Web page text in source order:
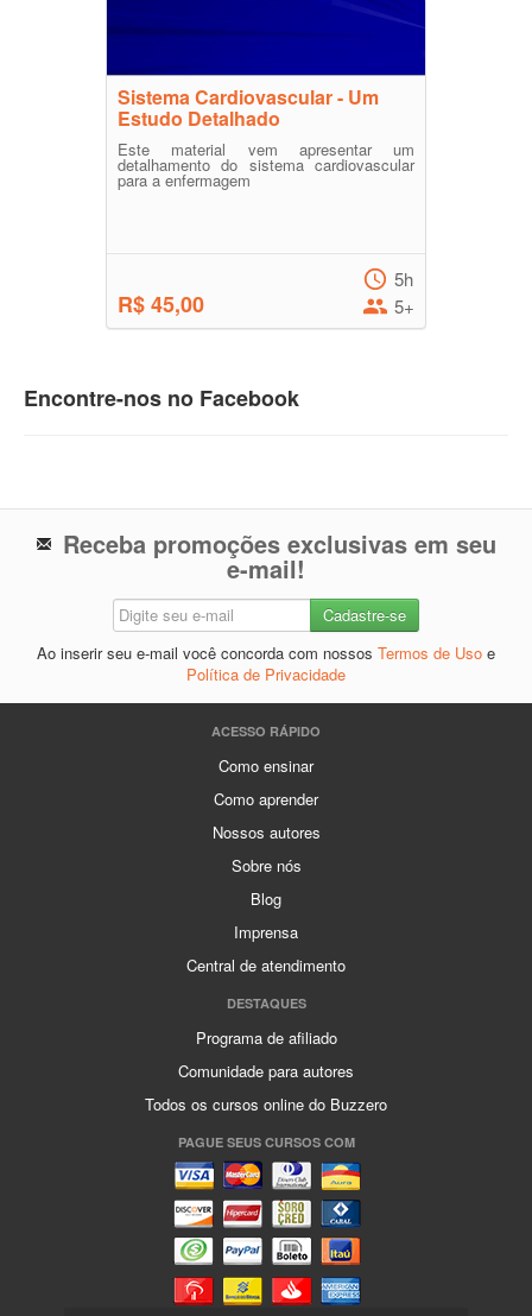
Sistema Cardiovascular - Um
Estudo Detalhado
Este material vem apresentar um
detalhamento do sistema cardiovascular
para a enfermagem
R$ 45,00
5h
5+
Encontre-nos no Facebook
Receba promoções exclusivas em seu
e-mail!
Ao inserir seu e-mail você concorda com nossos Termos de Uso e
Política de Privacidade
ACESSO RÁPIDO
Como ensinar
Como aprender
Nossos autores
Sobre nós
Blog
Imprensa
Central de atendimento
DESTAQUES
Programa de afiliado
Comunidade para autores
Todos os cursos online do Buzzero
PAGUE SEUS CURSOS COM